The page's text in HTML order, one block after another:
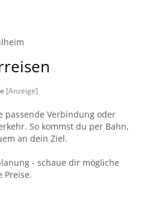
[Anzeige]
passende Verbindung oder
So kommst du per Bahn,
an dein Ziel.
- schaue dir mögliche
Preise.